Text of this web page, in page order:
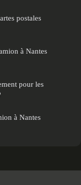
postales
à Nantes
pour les
à Nantes